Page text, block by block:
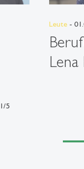
Leute -
1/5